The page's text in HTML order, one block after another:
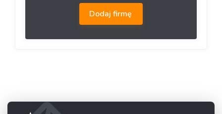
Dodaj firmę